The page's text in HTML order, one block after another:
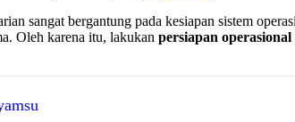
sangat bergantung pada kesiapan sistem
Oleh karena itu, lakukan persiapan